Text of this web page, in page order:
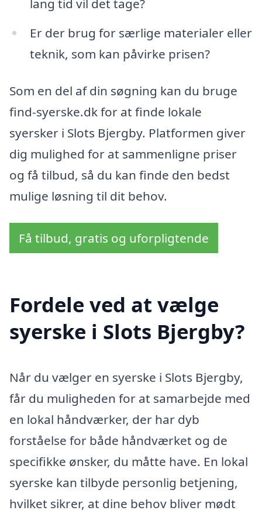
lang tid vil det tage?
Er der brug for særlige materialer eller
teknik, som kan påvirke prisen?
Som en del af din søgning kan du bruge
find-syerske.dk for at finde lokale
syersker i Slots Bjergby. Platformen giver
dig mulighed for at sammenligne priser
og få tilbud, så du kan finde den bedst
mulige løsning til dit behov.
Få tilbud, gratis og uforpligtende
Fordele ved at vælge
syerske i Slots Bjergby?
Når du vælger en syerske i Slots Bjergby,
får du muligheden for at samarbejde med
en lokal håndværker, der har dyb
forståelse for både håndværket og de
specifikke ønsker, du måtte have. En lokal
syerske kan tilbyde personlig betjening,
hvilket sikrer, at dine behov bliver mødt